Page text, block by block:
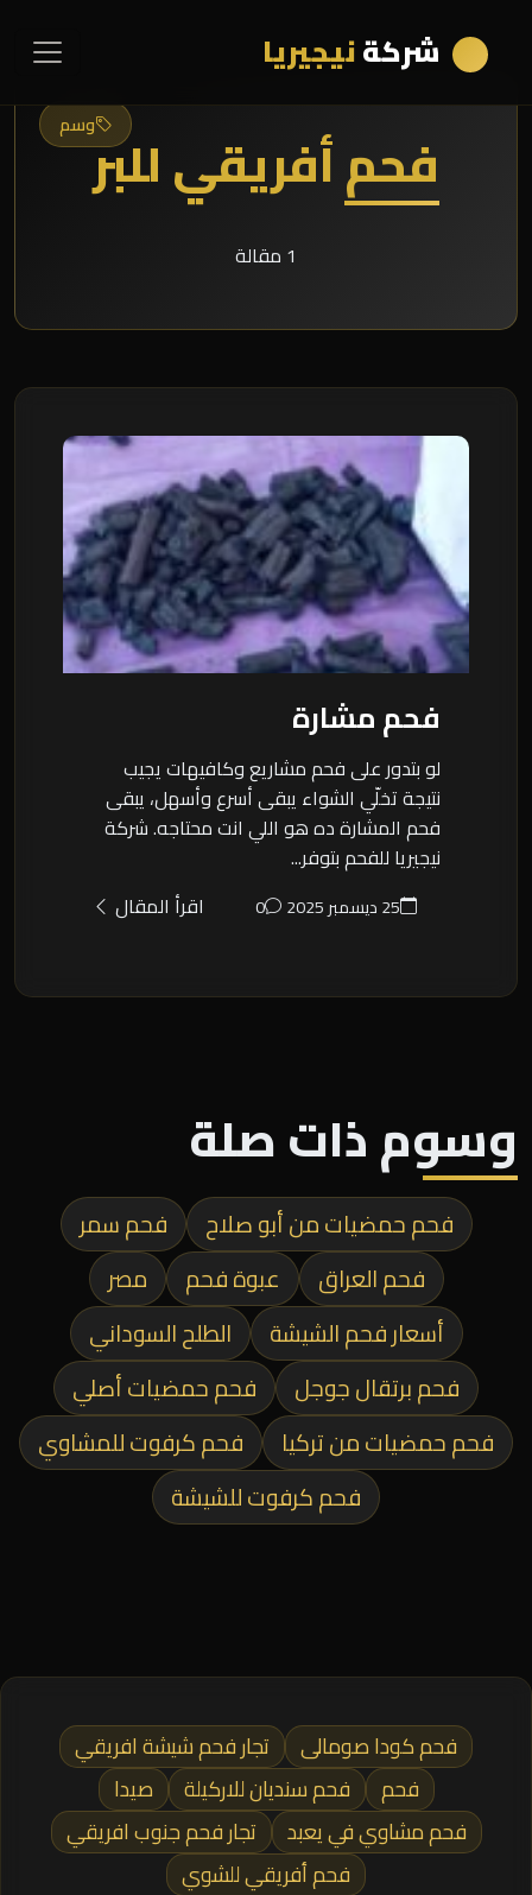
شركةنيجيريا
وسمفحم أفريقي للبر
1 مقالة
فحم مشارة
لو بتدور على فحم مشاريع وكافيهات يجيب
نتيجة تخلّي الشواء يبقى أسرع وأسهل، يبقى
فحم المشارة ده هو اللي انت محتاجه. شركة
نيجيريا للفحم بتوفر...
25 ديسمبر 2025 0 اقرأ المقال
وسوم ذات صلة
فحم حمضيات من أبو صلاح
فحم سمر
فحم العراق
عبوة فحم
مصر
أسعار فحم الشيشة
الطلح السوداني
فحم برتقال جوجل
فحم حمضيات أصلي
فحم حمضيات من تركيا
فحم كرفوت للمشاوي
فحم كرفوت للشيشة
فحم كودا صومالى
تجار فحم شيشة افريقي
فحم
فحم سنديان للاركيلة
صيدا
فحم مشاوي في يعبد
تجار فحم جنوب افريقي
فحم أفريقي للشوي